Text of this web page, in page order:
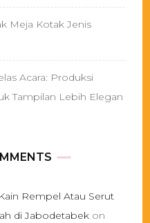
Meja Kotak Jenis
Acara: Produksi
Tampilan Lebih Elegan
Rempel Atau Serut
di Jabodetabek on